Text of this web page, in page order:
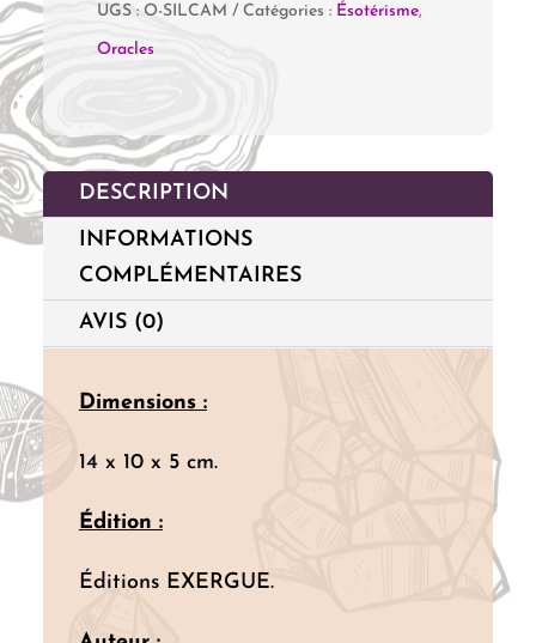
L'Oracle
du
des
âmes
UGS : O-SILCAM Catégories : Ésotérisme,
Oracles
DESCRIPTION
INFORMATIONS
COMPLÉMENTAIRES
AVIS (0)
Dimensions :
14 x 10 x 5 cm.
Édition :
Éditions EXERGUE.